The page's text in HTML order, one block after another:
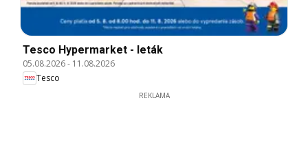
Tesco Hypermarket - leták
05.08.2026- 11.08.2026
Tesco
REKLAMA